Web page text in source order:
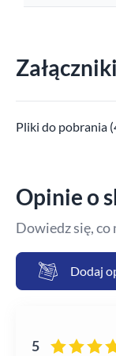
Załączniki
Pliki do pobrania
Opinie o
Dowiedz się, co
Dodaj
5